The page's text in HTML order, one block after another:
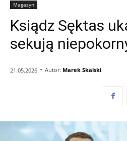
Magazyn
Ksiądz Sęktas
sekują
21.05.2026 - Autor: Marek Skalski